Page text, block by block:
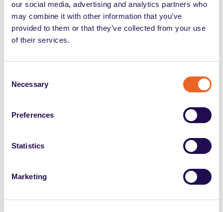
our social media, advertising and analytics partners who
may combine it with other information that you’ve
provided to them or that they’ve collected from your use
of their services.
Selection
Necessary
Preferences
Statistics
Marketing
L’Articolo 18 individua come appartenenti alle categorie
protette persone che non ricadono direttamente nella
macrocategoria precedente:
orfanieconiugi superstitidivittime del lavoro,
amministrazioni
grandi
invalidi di guerra
riconosciuto ai sensi della L. 763/81);
vittime del terrorismoe
della